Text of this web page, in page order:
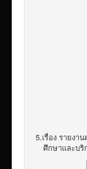
5.เรื่อง รายงา
ศึกษาและบริ